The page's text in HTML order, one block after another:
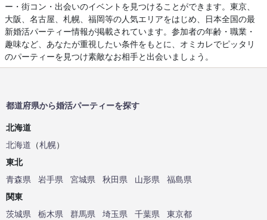
ー・街コン・出会いのイベントを見つけることができます。東京、
大阪、名古屋、札幌、福岡等の人気エリアをはじめ、日本全国の最
新婚活パーティー情報が掲載されています。参加者の年齢・職業・
趣味など、あなたが重視したい条件をもとに、オミカレでピッタリ
のパーティーを見つけ素敵なお相手と出会いましょう。
都道府県から婚活パーティーを探す
北海道
北海道 （札幌）
東北
青森県
岩手県 宮城県 秋田県 山形県
福島県
関東
茨城県
栃木県 群馬県 埼玉県 千葉県
東京都